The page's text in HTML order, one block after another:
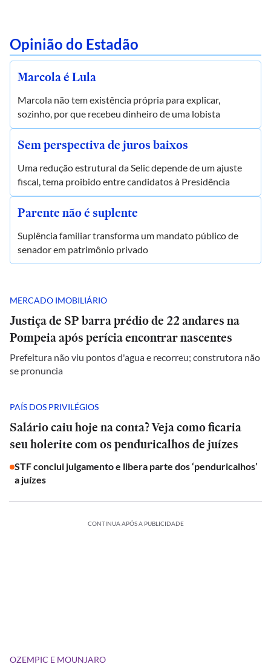
Opinião do Estadão
Marcola é Lula
Marcola não tem existência própria para explicar,
sozinho, por que recebeu dinheiro de uma lobista
Sem perspectiva de juros baixos
Uma redução estrutural da Selic depende de um ajuste
fiscal, tema proibido entre candidatos à Presidência
Parente não é suplente
Suplência familiar transforma um mandato público de
senador em patrimônio privado
MERCADO IMOBILIÁRIO
Justiça de SP barra prédio de 22 andares na
Pompeia após perícia encontrar nascentes
Prefeitura não viu pontos d'agua e recorreu; construtora não
se pronuncia
PAÍS DOS PRIVILÉGIOS
Salário caiu hoje na conta? Veja como ficaria
seu holerite com os penduricalhos de juízes
STF conclui julgamento e libera parte dos ‘penduricalhos’
a juízes
CONTINUA APÓS A PUBLICIDADE
OZEMPIC E MOUNJARO